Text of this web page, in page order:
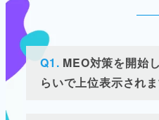
Q1. MEO対策を開始
らいで上位表示され